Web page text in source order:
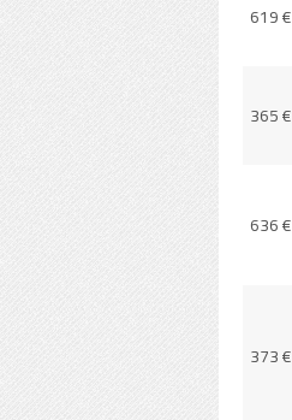
619 €
365 €
636 €
373 €